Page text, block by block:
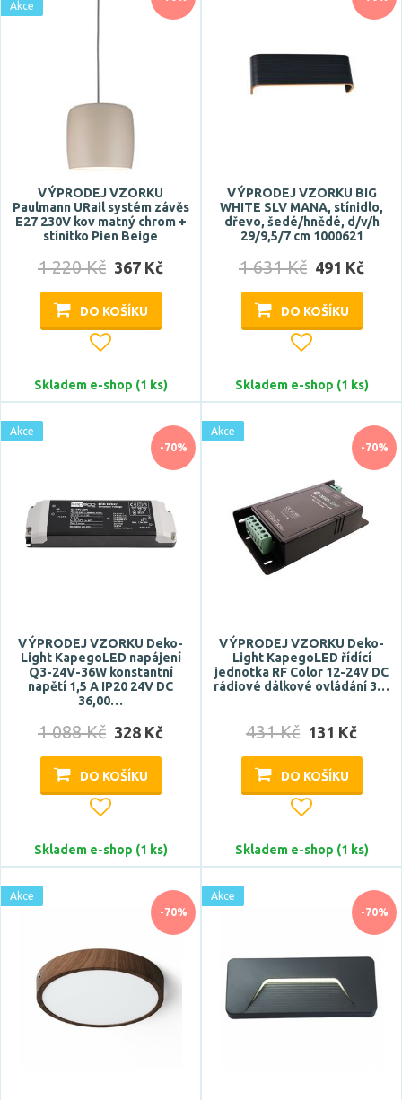
Akce
VÝPRODEJ VZORKU
Paulmann URail systém závěs
E27 230V kov matný chrom +
stínitko Pien Beige
1 220 Kč 367 Kč
DO KOŠÍKU
Skladem e-shop (1 ks)
VÝPRODEJ VZORKU BIG
WHITE SLV MANA, stínidlo,
dřevo, šedé/hnědé, d/v/h
29/9,5/7 cm 1000621
1 631 Kč 491 Kč
DO KOŠÍKU
Skladem e-shop (1 ks)
-70%
Akce
VÝPRODEJ VZORKU Deko-
Light KapegoLED napájení
Q3-24V-36W konstantní
napětí 1,5 A IP20 24V DC
36,00…
1 088 Kč 328 Kč
DO KOŠÍKU
Skladem e-shop (1 ks)
-70%
Akce
VÝPRODEJ VZORKU Deko-
Light KapegoLED řídící
jednotka RF Color 12-24V DC
rádiové dálkové ovládání 3…
431 Kč 131 Kč
DO KOŠÍKU
Skladem e-shop (1 ks)
-70%
Akce
-70%
Akce